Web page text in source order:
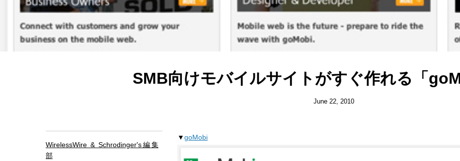
SMB向けモバイルサイトがすぐ作れる「
June 22, 2010
WirelessWire & Schrodinger's編集
部
▼goMobi